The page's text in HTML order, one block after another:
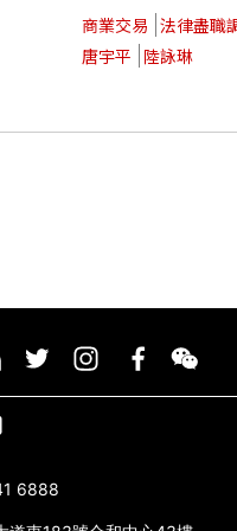
商業交易 法律盡職
唐宇平 陸詠琳
6888